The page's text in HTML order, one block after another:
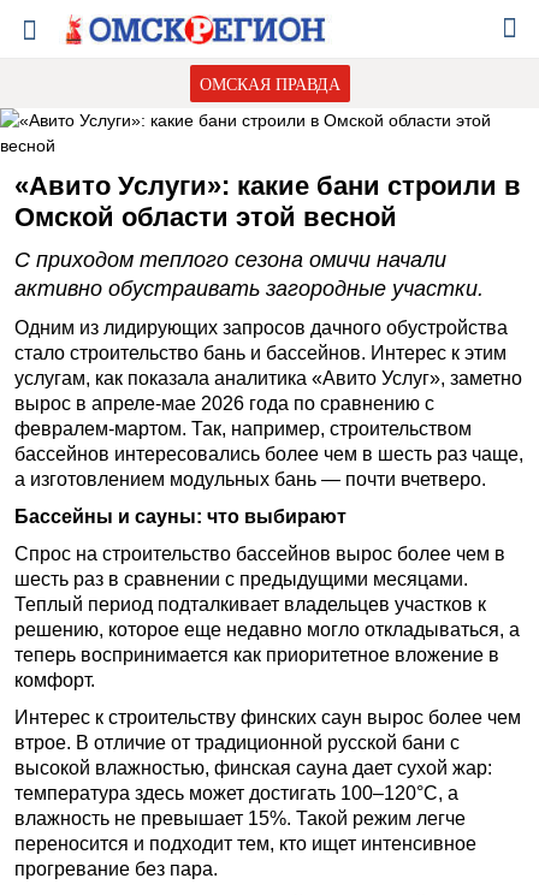
ОМСКАЯ ПРАВДА
«Авито Услуги»: какие бани строили в
Омской области этой весной
С приходом теплого сезона омичи начали
активно обустраивать загородные участки.
Одним из лидирующих запросов дачного обустройства
стало строительство бань и бассейнов. Интерес к этим
услугам, как показала аналитика «Авито Услуг», заметно
вырос в апреле-мае 2026 года по сравнению с
февралем-мартом. Так, например, строительством
бассейнов интересовались более чем в шесть раз чаще,
а изготовлением модульных бань — почти вчетверо.
Бассейны и сауны: что выбирают
Спрос на строительство бассейнов вырос более чем в
шесть раз в сравнении с предыдущими месяцами.
Теплый период подталкивает владельцев участков к
решению, которое еще недавно могло откладываться, а
теперь воспринимается как приоритетное вложение в
комфорт.
Интерес к строительству финских саун вырос более чем
втрое. В отличие от традиционной русской бани с
высокой влажностью, финская сауна дает сухой жар:
температура здесь может достигать 100–120°C, а
влажность не превышает 15%. Такой режим легче
переносится и подходит тем, кто ищет интенсивное
прогревание без пара.